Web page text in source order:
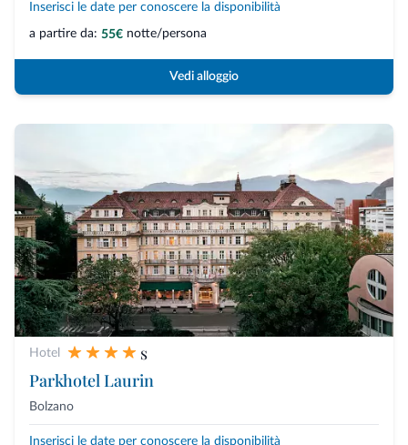
Inserisci le date per conoscere la disponibilità
a partire da: 55€ notte/persona
Vedi alloggio
Hotel
s
Parkhotel Laurin
Bolzano
Inserisci le date per conoscere la disponibilità